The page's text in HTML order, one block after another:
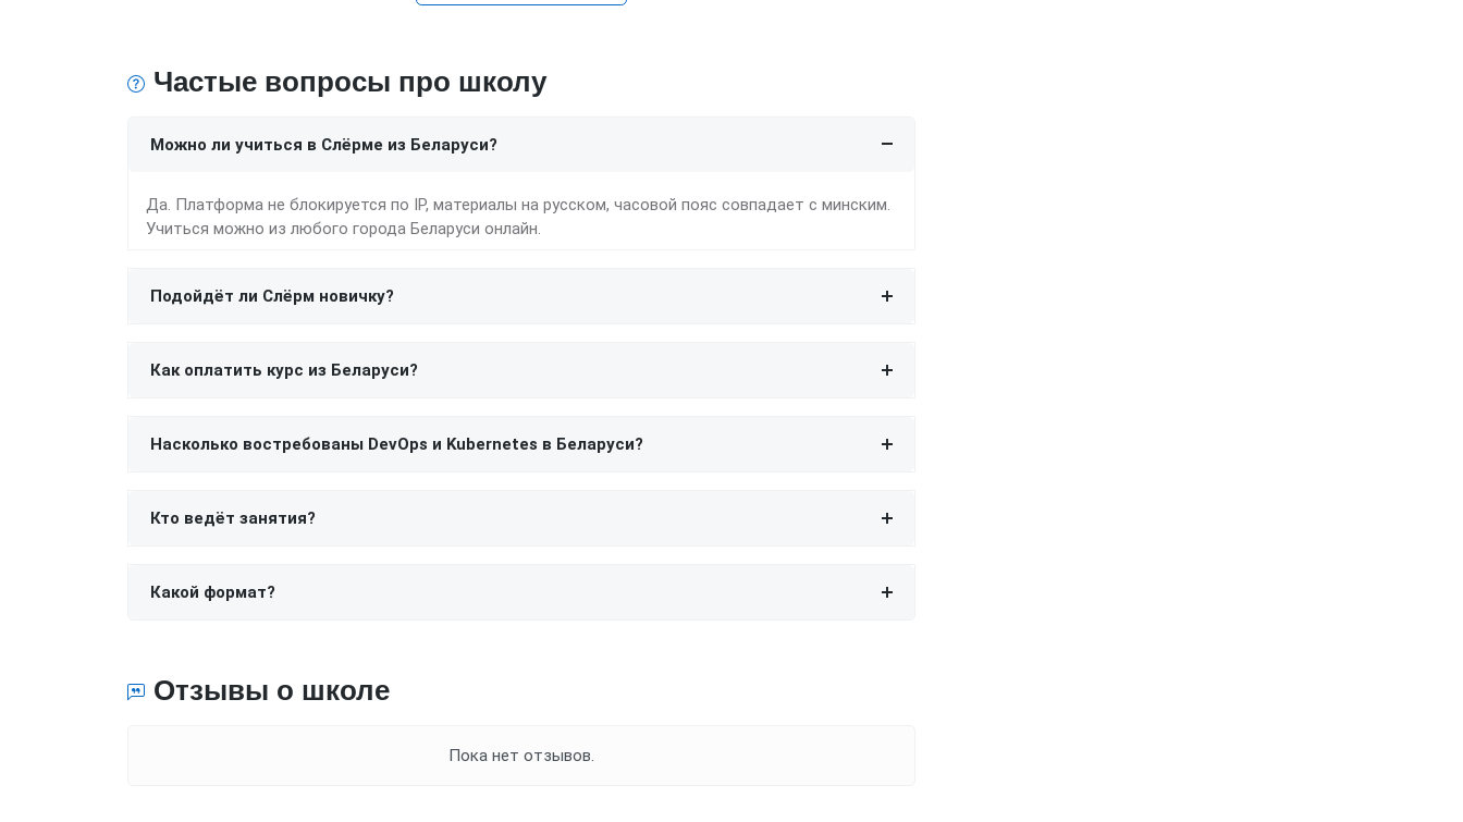
Частые вопросы про школу
Можно ли учиться в Слёрме из Беларуси?
Да. Платформа не блокируется по IP, материалы на русском, часовой пояс совпадает с минским.
Учиться можно из любого города Беларуси онлайн.
Подойдёт ли Слёрм новичку?
Как оплатить курс из Беларуси?
Насколько востребованы DevOps и Kubernetes в Беларуси?
Кто ведёт занятия?
Какой формат?
Отзывы о школе
Пока нет отзывов.